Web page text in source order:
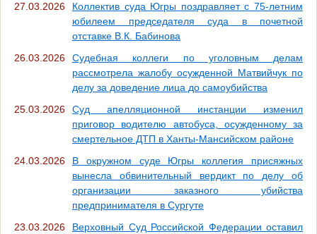
27.03.2026
Коллектив суда Югры поздравляет с 75-летним
юбилеем председателя суда в почетной
отставке В.К. Бабинова
26.03.2026
Судебная коллеги по уголовным делам
рассмотрела жалобу осужденной Матвийчук по
делу за доведение лица до самоубийства
25.03.2026
Суд апелляционной инстанции изменил
приговор водителю автобуса, осужденному за
смертельное ДТП в Ханты-Мансийском районе
24.03.2026
В окружном суде Югры коллегия присяжных
вынесла обвинительный вердикт по делу об
организации заказного убийства
предпринимателя в Сургуте
23.03.2026
Верховный Суд Российской Федерации оставил